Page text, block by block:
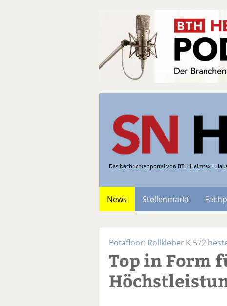
Das Nachrichtenportal von BTH-Heimtex ·
News Stellenmarkt
Botafloor: Rollkleber K 572
Top in Form